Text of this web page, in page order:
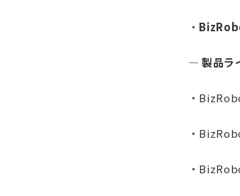
・
― 製品ラ
・
・
・